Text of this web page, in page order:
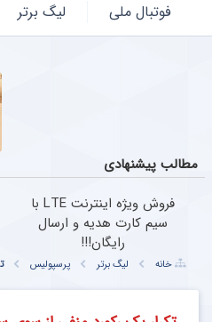
فوتبال
فوتبال ملی لیگ برتر
مطالب پیشنهادی
فروش ویژه اینترنت LTE با
سیم کارت هدیه و ارسال
رایگان!!!
خانه لیگ برتر پرسپولیس